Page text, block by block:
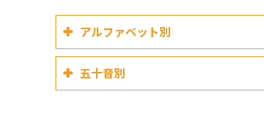
アルファベット別
五十音別